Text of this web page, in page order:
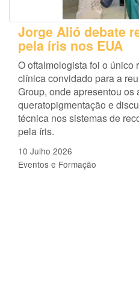
Jorge Alió debate
pela íris nos EUA
O oftalmologista foi o único
clínica convidado para a
Group, onde apresentou os
queratopigmentação e
técnica nos sistemas de
pela íris.
10 Julho 2026
Eventos e Formação